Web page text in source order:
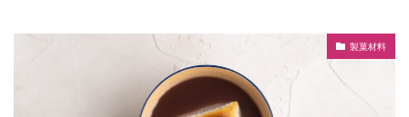
製菓材料